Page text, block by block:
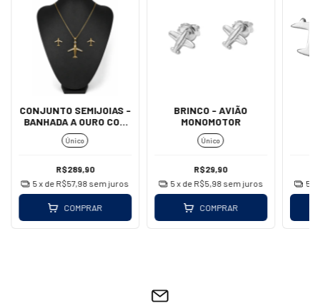
CONJUNTO SEMIJOIAS -
BANHADA A OURO COM
ZIRCÔNIAS
Único
R$289,90
5x de R$57,98 sem juros
COMPRAR
BRINCO - AVIÃO
MONOMOTOR
Único
R$29,90
5x de R$5,98 sem juros
COMPRAR
5